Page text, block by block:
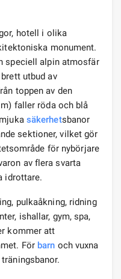
hotell i olika
monument.
speciell alpin atmosfär
utbud av
toppen av den
faller röda och blå
säkerhetsbanor
sektioner, vilket gör
för nybörjare
av flera svarta
idrottare.
pulkaåkning, ridning
ishallar, gym, spa,
kommer att
För barn och vuxna